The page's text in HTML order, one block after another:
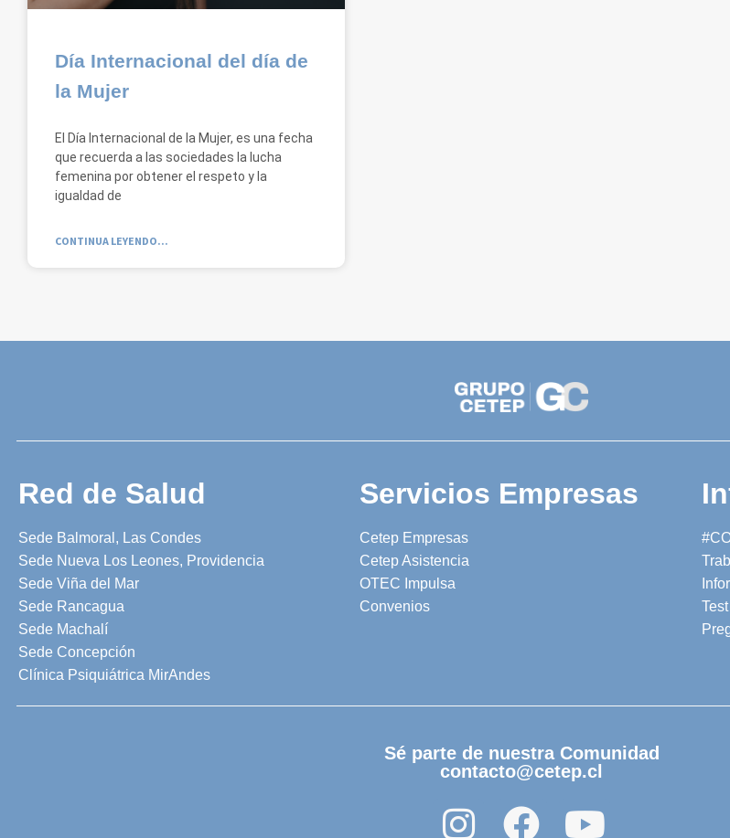
Día Internacional del día de
la Mujer
El Día Internacional de la Mujer, es una fecha
que recuerda a las sociedades la lucha
femenina por obtener el respeto y la
igualdad de
CONTINUA LEYENDO...
Red de Salud
Sede Balmoral, Las Condes
Sede Nueva Los Leones, Providencia
Sede Viña del Mar
Sede Rancagua
Sede Machalí
Sede Concepción
Clínica Psiquiátrica MirAndes
Servicios Empresas
Cetep Empresas
Cetep Asistencia
OTEC Impulsa
Convenios
Sé parte de nuestra Comunidad
contacto@cetep.cl